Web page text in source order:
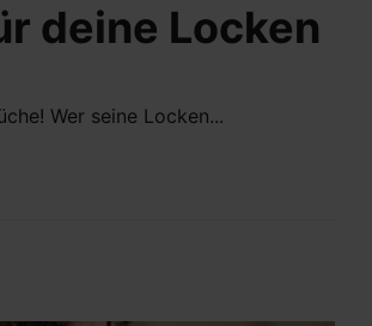
deine Locken
Wer seine Locken...